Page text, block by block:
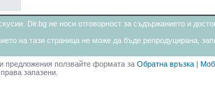
Dir.bg не носи отговорност за съдържанието и
на тази страница не може да бъде репродуцирана,
предложения ползвайте формата за Обратна връзка |
запазени.